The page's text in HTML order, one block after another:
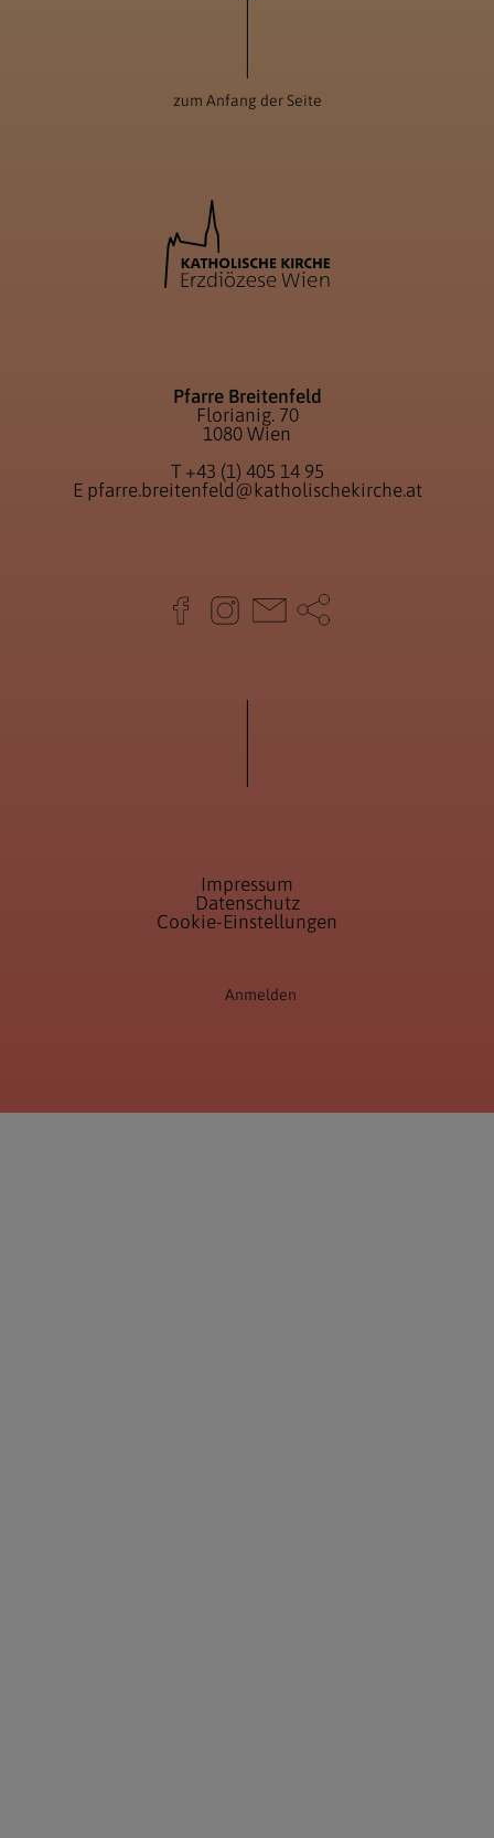
zum Anfang der Seite
Pfarre Breitenfeld
Florianig. 70
1080 Wien
T +43 (1) 405 14 95
E pfarre.breitenfeld@katholischekirche.at
Impressum
Datenschutz
Cookie-Einstellungen
Anmelden